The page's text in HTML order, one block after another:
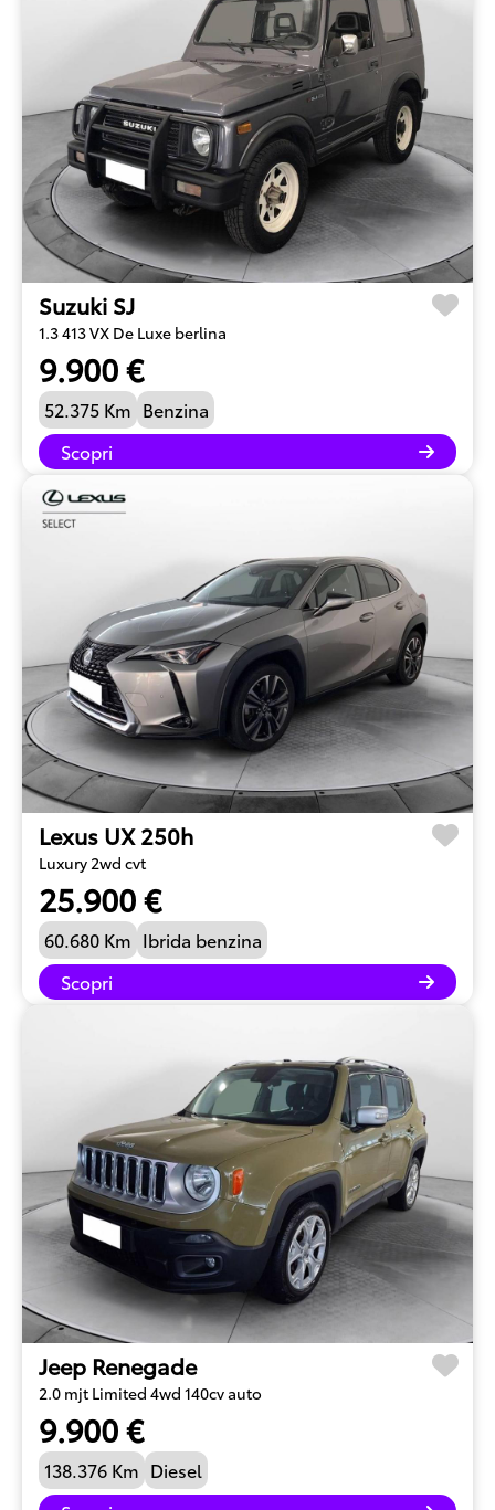
Suzuki SJ
1.3 413 VX De Luxe berlina
9.900 €
52.375 Km Benzina
Scopri
Lexus UX 250h
Luxury 2wd cvt
25.900 €
60.680 Km Ibrida benzina
Scopri
Jeep Renegade
2.0 mjt Limited 4wd 140cv auto
9.900 €
138.376 Km Diesel